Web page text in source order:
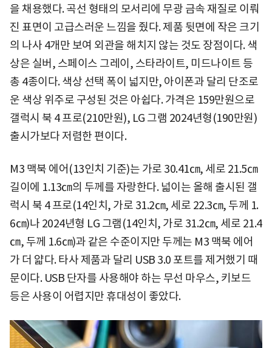
을 채용했다. 곡선 형태의 모서리에 무광 금속 재질로 이뤄
진 표면이 고급스러운 느낌을 줬다. 제품 뒷면에 작은 크기
의 나사 4개만 보여 외관을 해치지 않는 것도 장점이다. 색
상은 실버, 스페이스 그레이, 스타라이트, 미드나이트 등
총 4종이다. 색상 선택 폭이 넓지만, 아이폰과 달리 단조로
운 색상 위주로 구성된 것은 아쉽다. 가격은 159만원으로
갤럭시 북 4 프로(210만원), LG 그램 2024년형(190만원)
출시가보다 저렴한 편이다.
M3 맥북 에어(13인치 기준)는 가로 30.41㎝, 세로 21.5㎝
길이에 1.13㎝의 두께를 자랑한다. 넓이는 올해 출시된 갤
럭시 북 4 프로(14인치, 가로 31.2㎝, 세로 22.3㎝, 두께 1.
6㎝)나 2024년형 LG 그램(14인치, 가로 31.2㎝, 세로 21.4
㎝, 두께 1.6㎝)과 같은 수준이지만 두께는 M3 맥북 에어
가 더 얇다. 타사 제품과 달리 USB 3.0 포트를 제거했기 때
문이다. USB 단자를 사용해야 하는 무선 마우스, 키보드
등은 사용이 어렵지만 휴대성이 좋았다.